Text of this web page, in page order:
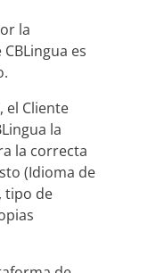
la
es
el Cliente
la
la correcta
(Idioma de
tipo de